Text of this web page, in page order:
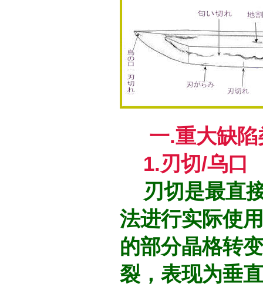
一.重大缺陷
1.刃切/乌口
刃切是最直
法进行实际使
的部分晶格转
裂，表现为垂